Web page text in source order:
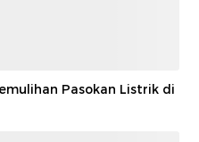
Pasokan Listrik di